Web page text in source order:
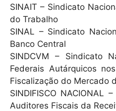
SINAIT – Sindicato
do Trabalho
SINAL – Sindicato
Banco Central
SINDCVM – Sindicato
Federais Autárquicos
Fiscalização do Mercado
SINDIFISCO NACIONAL
Auditores Fiscais da